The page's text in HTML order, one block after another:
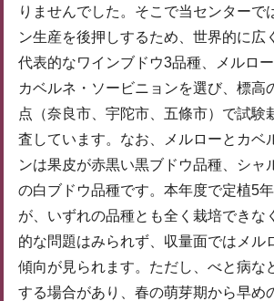
りませんでした。そこで当センターで
ン生産を後押しするため、世界的に広
代表的なワインブドウ3品種、メルロー
カベルネ・ソービニョンを選び、標高
点（奈良市、宇陀市、五條市）で試験
査しています。なお、メルローとカベ
ンは果皮が赤黒い黒ブドウ品種、シャ
の白ブドウ品種です。本年度で定植5
が、いずれの品種とも全く栽培できな
的な問題はみられず、収量面ではメル
傾向が見られます。ただし、べと病な
する場合があり、春の萌芽期から早め